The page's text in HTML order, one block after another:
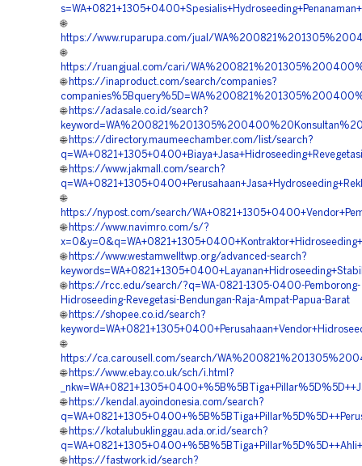
🌐
https://www.ruparupa.com/jual/
🌐
https://ruangjual.com/cari/
🌐 https://inaproduct.com/search/companies?
🌐 https://adasale.co.id/search?
🌐 https://directory.maumeechamber.com/list/search?
🌐 https://www.jakmall.com/search?
🌐
https://nypost.com/search/
🌐 https://www.navimro.com/s/?
🌐 https://www.westamwelltwp.org/advanced-search?
🌐 https://rcc.edu/search/?q=WA-0821-1305-0400-Pemborong-
Hidroseeding-Revegetasi-Bendungan-Raja-Ampat-Papua-Barat
🌐 https://shopee.co.id/search?
🌐
https://ca.carousell.com/search/
🌐 https://www.ebay.co.uk/sch/i.html?
🌐 https://kendal.ayoindonesia.com/search?
🌐 https://kotalubuklinggau.ada.or.id/search?
🌐 https://fastwork.id/search?